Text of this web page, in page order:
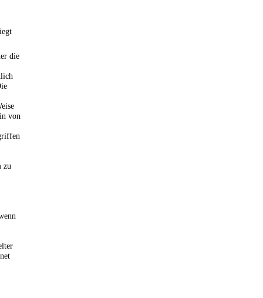
die
von
zu